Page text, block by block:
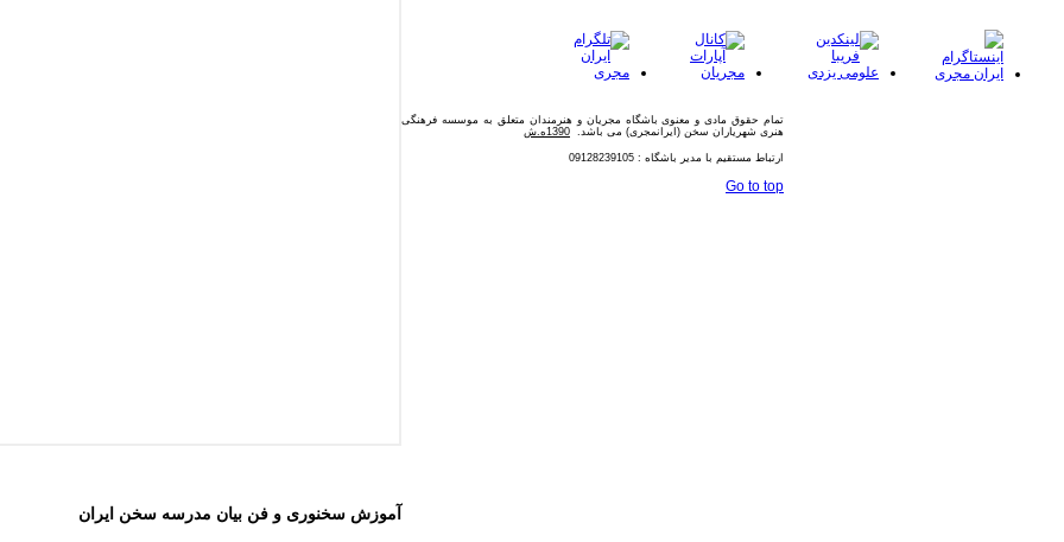
آموزش سخنوری و فن بیان مدرسه سخن ایران
تمام حقوق مادی و معنوی باشگاه مجریان و هنرمندان متعلق به موسسه فرهنگی
هنری شهریاران سخن (ایرانمجری) می باشد. 1390ه.ش
ارتباط مستقیم با مدیر باشگاه : 09128239105
Go to top